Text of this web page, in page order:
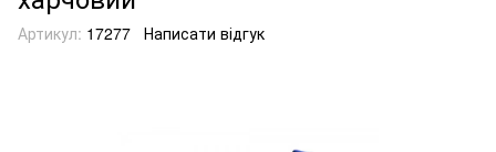
Артикул: 17277 Написати відгук